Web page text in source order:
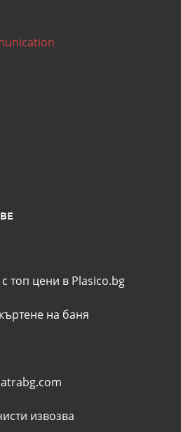
топ цени в Plasico.bg
къртене на баня
извозва